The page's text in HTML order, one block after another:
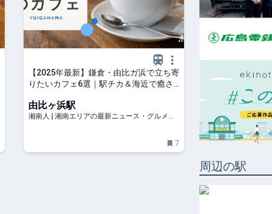
【2025年最新】鎌倉・由比ガ浜で立ち寄
りたいカフェ6選｜駅チカ＆海近で癒さ
由比ヶ浜駅
湘南人 | 湘南エリアの最新ニュース・グルメ・
7
周辺の駅